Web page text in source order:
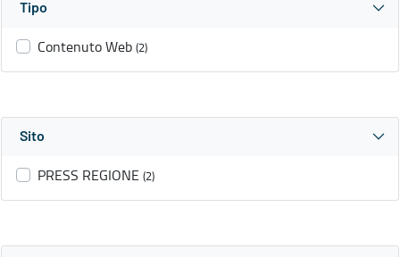
Tipo
Contenuto Web (2)
Sito
PRESS REGIONE (2)